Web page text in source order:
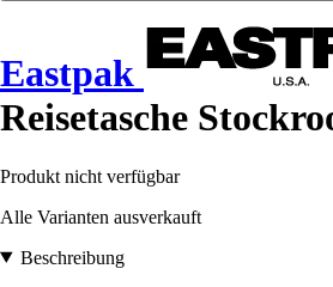
Eastpak
Reisetasche
Produkt nicht verfügbar
Alle Varianten ausverkauft
Beschreibung